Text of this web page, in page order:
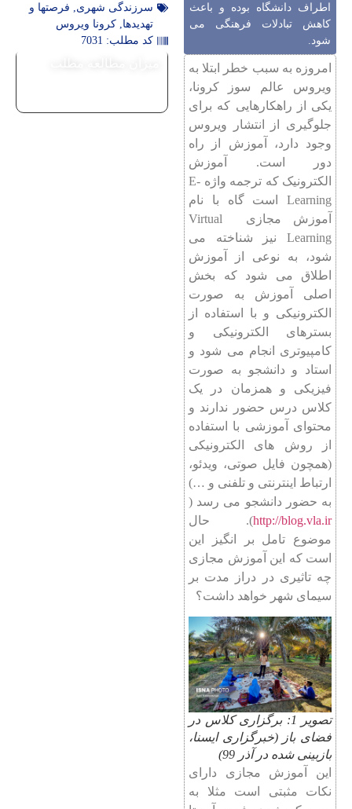
اطراف دانشگاه بوده و باعث
کاهش تبادلات فرهنگی می
شود.
امروزه به سبب خطر ابتلا به
ویروس عالم سوز کرونا،
یکی از راهکارهایی که برای
جلوگیری از انتشار ویروس
وجود دارد، آموزش از راه
دور است. آموزش
الکترونیک که ترجمه واژه E-
Learning است گاه با نام
آموزش مجازی Virtual
Learning نیز شناخته می
شود، به نوعی از آموزش
اطلاق می شود که بخش
اصلی آموزش به صورت
الکترونیکی و با استفاده از
بسترهای الکترونیکی و
کامپیوتری انجام می شود و
استاد و دانشجو به صورت
فیزیکی و همزمان در یک
کلاس درس حضور ندارند و
محتوای آموزشی با استفاده
از روش های الکترونیکی
(همچون فایل صوتی، ویدئو،
ارتباط اینترنتی و تلفنی و …)
به حضور دانشجو می رسد (
http://blog.vla.ir). حال
موضوع تامل بر انگیز این
است که این آموزش مجازی
چه تاثیری در دراز مدت بر
سیمای شهر خواهد داشت؟
تصویر 1: برگزاری کلاس در
فضای باز (خبرگزاری ایسنا،
بازبینی شده در آذر 99)
این آموزش مجازی دارای
نکات مثبتی است مثلا به
سرزندگی شهری, فرصتها و
تهدیدها, کرونا ویروس
کد مطلب: 7031